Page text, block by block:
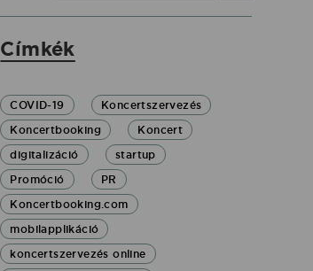
Címkék
COVID-19
Koncertszervezés
Koncertbooking
Koncert
digitalizáció
startup
Promóció
PR
Koncertbooking.com
mobilapplikáció
koncertszervezés online